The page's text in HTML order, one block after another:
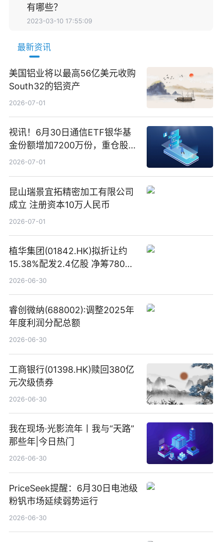
有哪些？
2023-03-10 17:55:09
最新资讯
美国铝业将以最高56亿美元收购
South32的铝资产
2026-07-01
视讯！6月30日通信ETF银华基
金份额增加7200万份，重仓股新
易盛、中际旭创、立讯精密
2026-07-01
昆山瑞景宜拓精密加工有限公司
成立 注册资本10万人民币
2026-07-01
植华集团(01842.HK)拟折让约
15.38%配发2.4亿股 净筹780万
港元
2026-06-30
睿创微纳(688002):调整2025年
年度利润分配总额
2026-06-30
工商银行(01398.HK)赎回380亿
元次级债券
2026-06-30
我在现场·光影流年丨我与“天路”
那些年|今日热门
2026-06-30
PriceSeek提醒：6月30日电池级
粉钒市场延续弱势运行
2026-06-30